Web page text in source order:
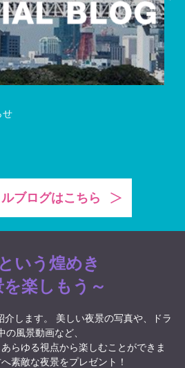
せ
ブログはこちら
いう煌めき
を楽しもう～
します。 美しい夜景の写真や、ドラ
の風景動画など、
らゆる視点から楽しむことができま
素敵な夜景をプレゼント！